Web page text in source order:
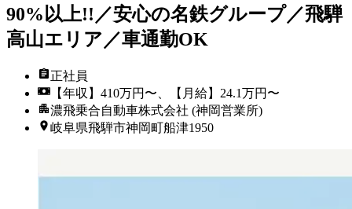
90%以上!!／安心の名鉄グループ／飛騨
高山エリア／車通勤OK
正社員
【年収】410万円〜、【月給】24.1万円〜
濃飛乗合自動車株式会社 (神岡営業所)
岐阜県飛騨市神岡町船津1950